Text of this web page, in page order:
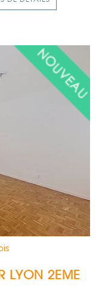
LYON 2EME